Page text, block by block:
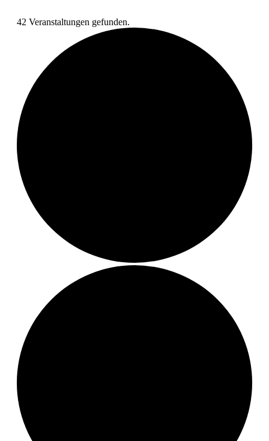
42 Veranstaltungen gefunden.